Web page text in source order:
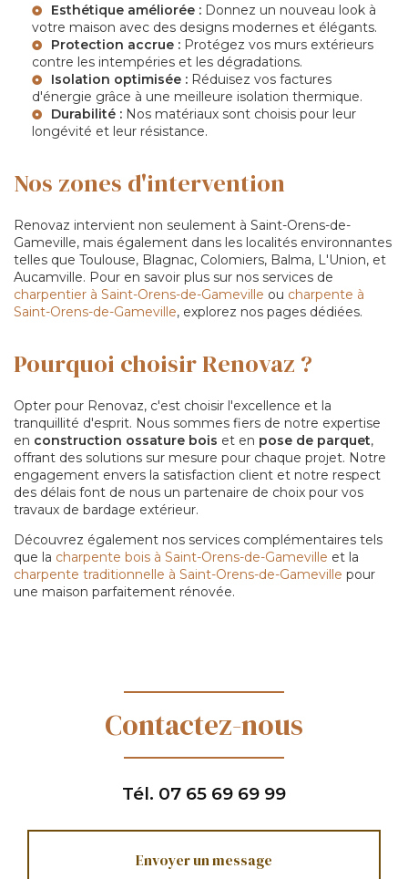
Esthétique améliorée : Donnez un nouveau look à
votre maison avec des designs modernes et élégants.
Protection accrue : Protégez vos murs extérieurs
contre les intempéries et les dégradations.
Isolation optimisée : Réduisez vos factures
d'énergie grâce à une meilleure isolation thermique.
Durabilité : Nos matériaux sont choisis pour leur
longévité et leur résistance.
Nos zones d'intervention
Renovaz intervient non seulement à Saint-Orens-de-
Gameville, mais également dans les localités environnantes
telles que Toulouse, Blagnac, Colomiers, Balma, L'Union, et
Aucamville. Pour en savoir plus sur nos services de
charpentier à Saint-Orens-de-Gameville ou charpente à
Saint-Orens-de-Gameville, explorez nos pages dédiées.
Pourquoi choisir Renovaz ?
Opter pour Renovaz, c'est choisir l'excellence et la
tranquillité d'esprit. Nous sommes fiers de notre expertise
en construction ossature bois et en pose de parquet,
offrant des solutions sur mesure pour chaque projet. Notre
engagement envers la satisfaction client et notre respect
des délais font de nous un partenaire de choix pour vos
travaux de bardage extérieur.
Découvrez également nos services complémentaires tels
que la charpente bois à Saint-Orens-de-Gameville et la
charpente traditionnelle à Saint-Orens-de-Gameville pour
une maison parfaitement rénovée.
Contactez-nous
Tél. 07 65 69 69 99
Envoyer un message